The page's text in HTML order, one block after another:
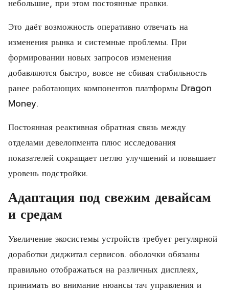
небольшие, при этом постоянные правки.
Это даёт возможность оперативно отвечать на
изменения рынка и системные проблемы. При
формировании новых запросов изменения
добавляются быстро, вовсе не сбивая стабильность
ранее работающих компонентов платформы Dragon
Money.
Постоянная реактивная обратная связь между
отделами девелопмента плюс исследования
показателей сокращает петлю улучшений и повышает
уровень подстройки.
Адаптация под свежим девайсам
и средам
Увеличение экосистемы устройств требует регулярной
доработки диджитал сервисов. оболочки обязаны
правильно отображаться на различных дисплеях,
принимать во внимание нюансы тач управления и